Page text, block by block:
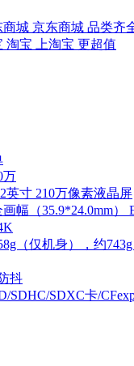
京东商城 品类齐
淘宝 上淘宝 更超值
万
英寸 210万像素液晶屏
画幅（35.9*24.0mm）
（仅机身），约
抖
SDHC/SDXC卡/